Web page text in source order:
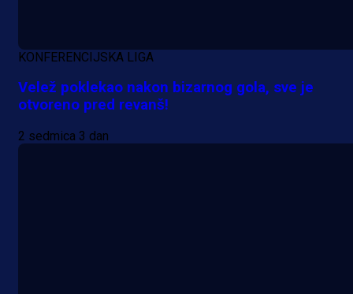
23 h 14 min
KONFERENCIJSKA LIGA
Velež poklekao nakon bizarnog gola, sve je
otvoreno pred revanš!
2 sedmica 3 dan